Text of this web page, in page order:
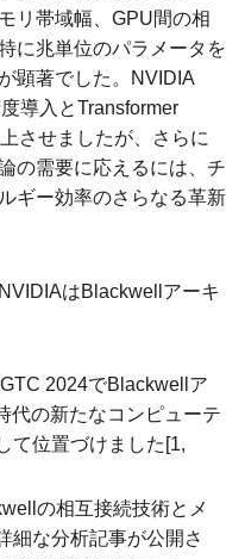
リ帯域幅、GPU間の相
に兆単位のパラメータを
顕著でした。NVIDIA
導入とTransformer
させましたが、さらに
の需要に応えるには、チ
ギー効率のさらなる革新
はBlackwellアーキ
2024でBlackwellア
代の新たなコンピューテ
て位置づけました[1,
の相互接続技術とメ
細な分析記事が公開さ